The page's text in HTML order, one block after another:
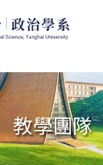
教學團隊